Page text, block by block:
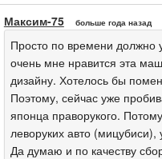
Максим-75 больше года назад
Просто по времени должно
очень мне нравится эта
дизайну. Хотелось бы
Поэтому, сейчас уже
японца праворукого.
леворуких авто
Да думаю и по качеству